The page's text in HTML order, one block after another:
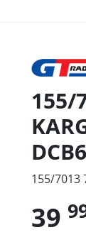
155/
155/7013
39